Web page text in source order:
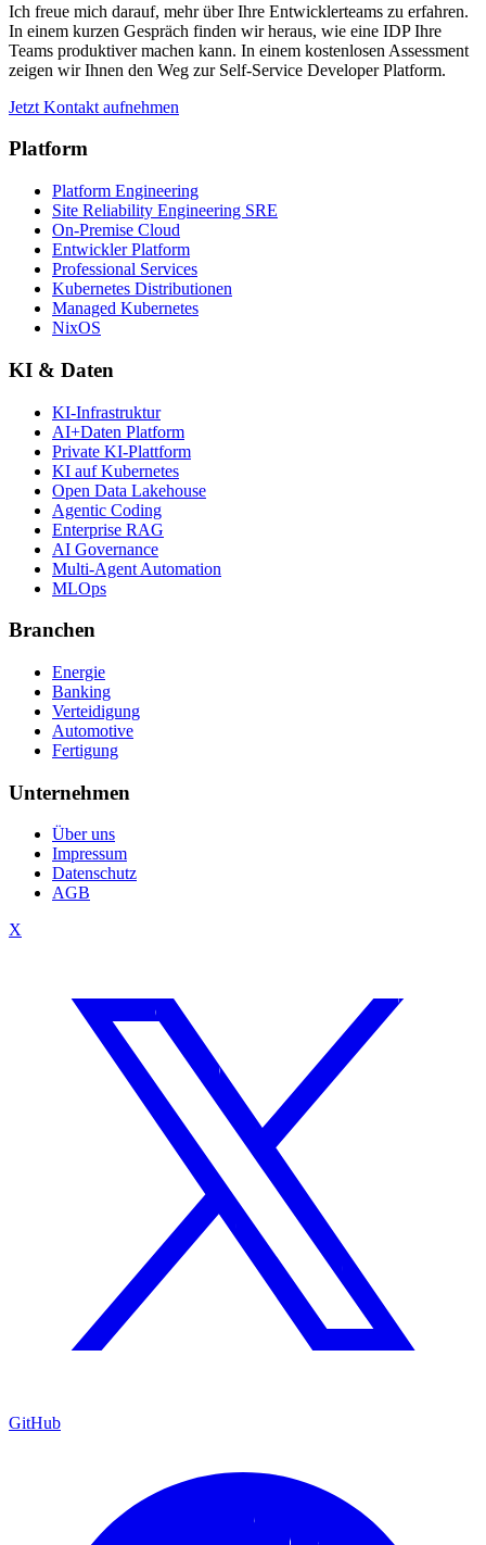
Ich freue mich darauf, mehr über Ihre Entwicklerteams zu erfahren.
In einem kurzen Gespräch finden wir heraus, wie eine IDP Ihre
Teams produktiver machen kann. In einem kostenlosen Assessment
zeigen wir Ihnen den Weg zur Self-Service Developer Platform.
Jetzt Kontakt aufnehmen
Platform
Platform Engineering
Site Reliability Engineering SRE
On-Premise Cloud
Entwickler Platform
Professional Services
Kubernetes Distributionen
Managed Kubernetes
NixOS
KI & Daten
KI-Infrastruktur
AI+Daten Platform
Private KI-Plattform
KI auf Kubernetes
Open Data Lakehouse
Agentic Coding
Enterprise RAG
AI Governance
Multi-Agent Automation
MLOps
Branchen
Energie
Banking
Verteidigung
Automotive
Fertigung
Unternehmen
Über uns
Impressum
Datenschutz
AGB
X
GitHub